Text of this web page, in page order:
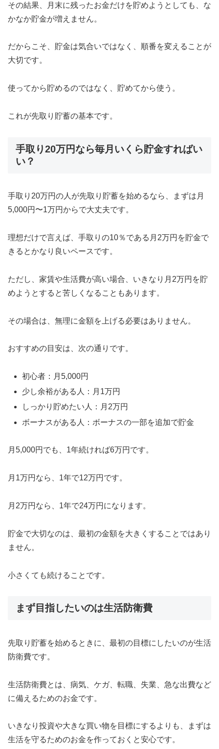
その結果、月末に残ったお金だけを貯めようとしても、な
かなか貯金が増えません。
だからこそ、貯金は気合いではなく、順番を変えることが
大切です。
使ってから貯めるのではなく、貯めてから使う。
これが先取り貯蓄の基本です。
手取り20万円なら毎月いくら貯金すればい
い？
手取り20万円の人が先取り貯蓄を始めるなら、まずは月
5,000円〜1万円からで大丈夫です。
理想だけで言えば、手取りの10％である月2万円を貯金で
きるとかなり良いペースです。
ただし、家賃や生活費が高い場合、いきなり月2万円を貯
めようとすると苦しくなることもあります。
その場合は、無理に金額を上げる必要はありません。
おすすめの目安は、次の通りです。
初心者：月5,000円
少し余裕がある人：月1万円
しっかり貯めたい人：月2万円
ボーナスがある人：ボーナスの一部を追加で貯金
月5,000円でも、1年続ければ6万円です。
月1万円なら、1年で12万円です。
月2万円なら、1年で24万円になります。
貯金で大切なのは、最初の金額を大きくすることではあり
ません。
小さくても続けることです。
まず目指したいのは生活防衛費
先取り貯蓄を始めるときに、最初の目標にしたいのが生活
防衛費です。
生活防衛費とは、病気、ケガ、転職、失業、急な出費など
に備えるためのお金です。
いきなり投資や大きな買い物を目標にするよりも、まずは
生活を守るためのお金を作っておくと安心です。